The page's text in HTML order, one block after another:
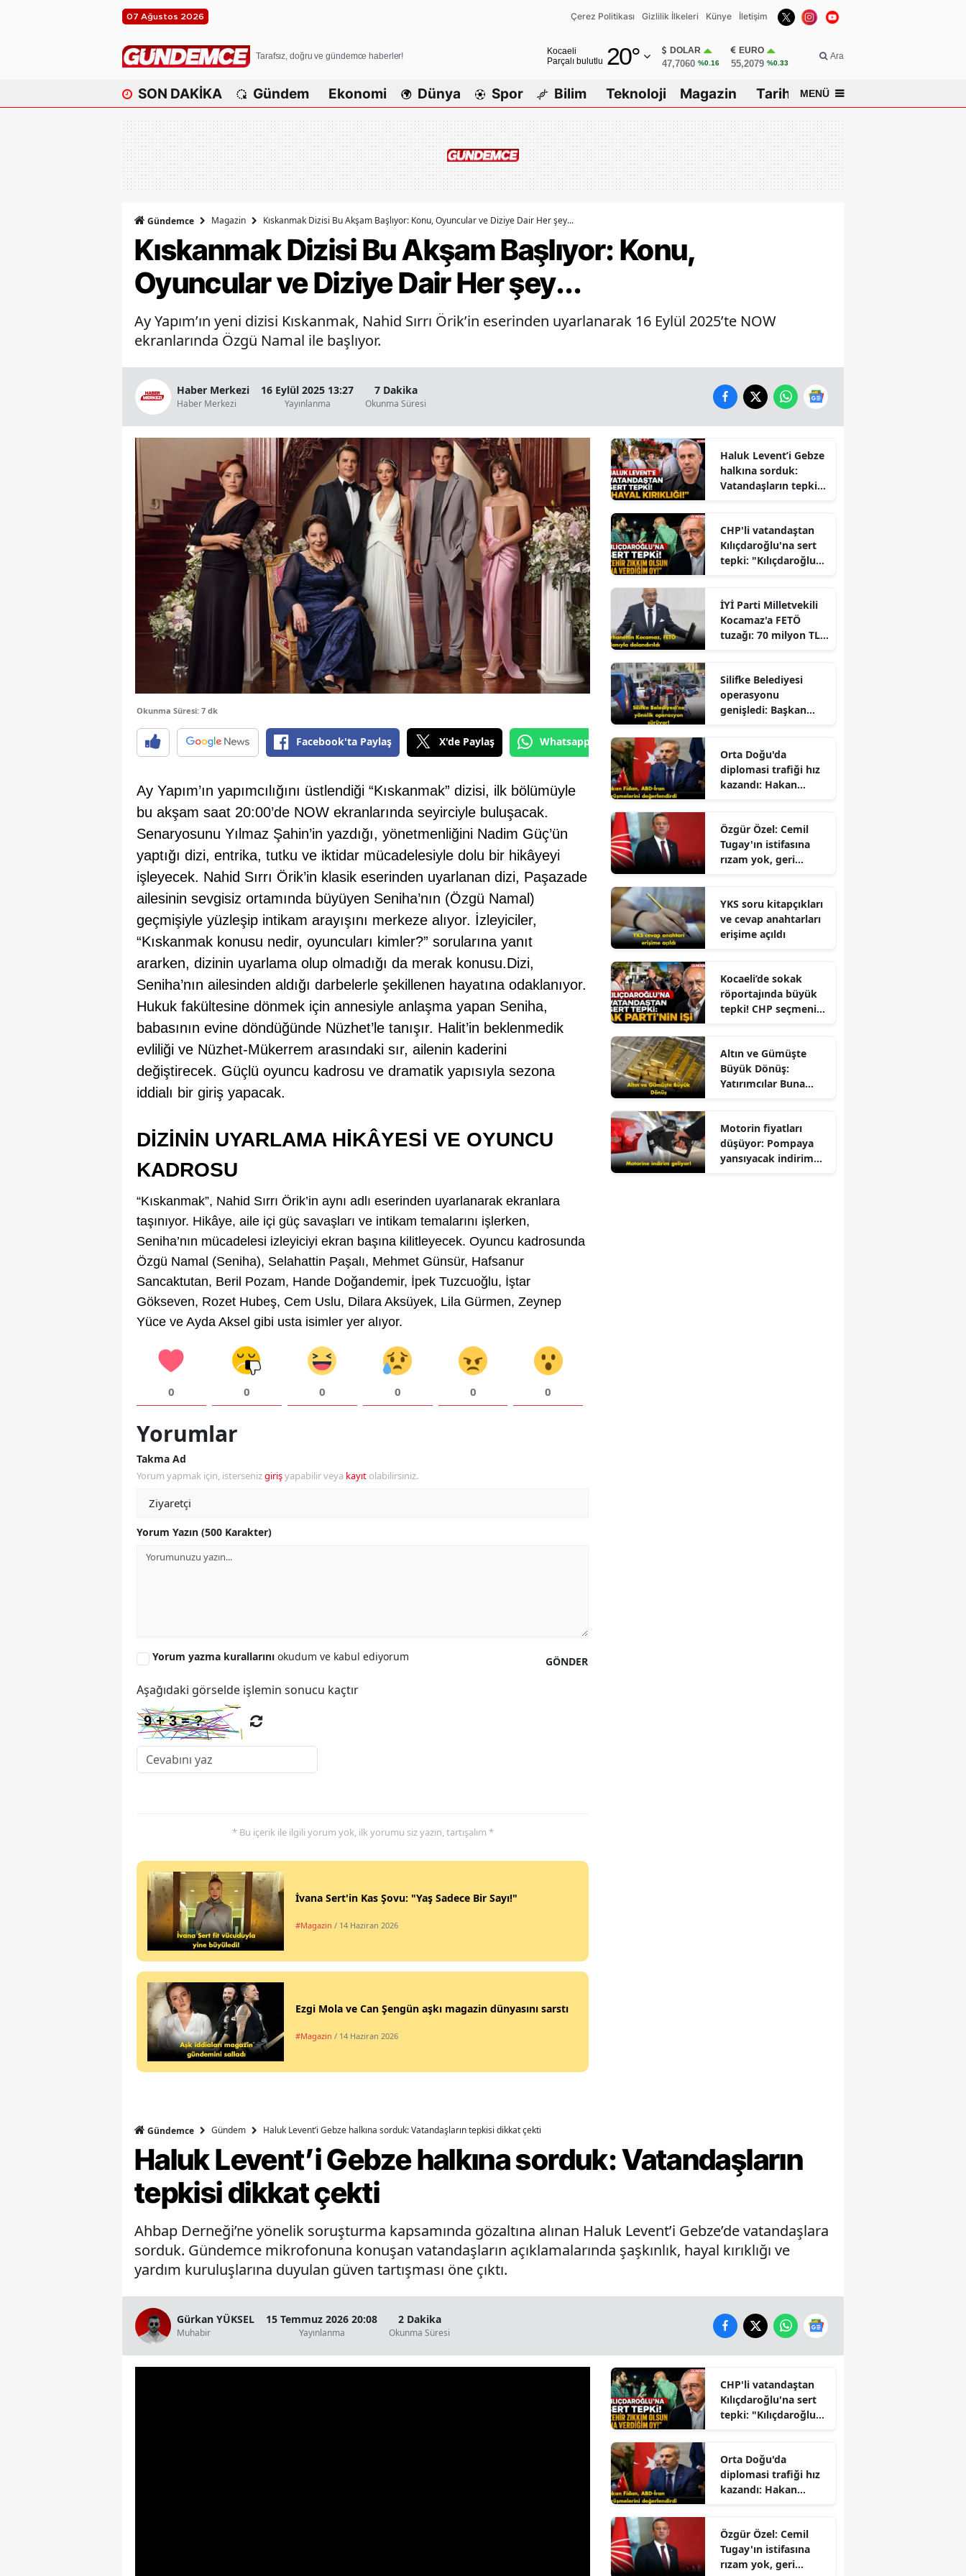
07 Ağustos 2026 Çerez Politikası Gizlilik İlkeleri Künye İletişim
Tarafsız, doğru ve gündemce haberler!
Kocaeli
Parçalı bulutlu 20°
Afyonkarahisar
Ağrı
Amasya
Ankara
Antalya
Artvin
Bingöl
Bolu
Bursa
Çanakkale
Çankırı
Çorum
Denizli
Diyarbakır
Elazığ
Erzurum
Giresun
Gümüşhane
Mersin
Kahramanmaraş
Samsun
Siirt
Şanlıurfa
Yozgat
Aksaray
Karaman
Şırnak
Ardahan
Iğdır
Osmaniye
DOLAR
47,7060 %0.16
EURO
55,2079 %0.33
Ara
SON DAKİKA Gündem Ekonomi Dünya Spor Bilim Teknoloji Magazin Tarih MENÜ
Gündemce Magazin Kıskanmak Dizisi Bu Akşam Başlıyor: Konu, Oyuncular ve Diziye Dair Her şey...
Kıskanmak Dizisi Bu Akşam Başlıyor: Konu,
Oyuncular ve Diziye Dair Her şey...
Ay Yapım’ın yeni dizisi Kıskanmak, Nahid Sırrı Örik’in eserinden uyarlanarak 16 Eylül 2025’te NOW
ekranlarında Özgü Namal ile başlıyor.
Haber Merkezi
Haber Merkezi
16 Eylül 2025 13:27
Yayınlanma
7 Dakika
Okunma Süresi
Okunma Süresi: 7 dk
Facebook'ta Paylaş X'de Paylaş Whatsapp'tan Gönder
Ay Yapım’ın yapımcılığını üstlendiği “Kıskanmak” dizisi, ilk bölümüyle
bu akşam saat 20:00’de NOW ekranlarında seyirciyle buluşacak.
Senaryosunu Yılmaz Şahin’in yazdığı, yönetmenliğini Nadim Güç’ün
yaptığı dizi, entrika, tutku ve iktidar mücadelesiyle dolu bir hikâyeyi
işleyecek. Nahid Sırrı Örik’in klasik eserinden uyarlanan dizi, Paşazade
ailesinin sevgisiz ortamında büyüyen Seniha’nın (Özgü Namal)
geçmişiyle yüzleşip intikam arayışını merkeze alıyor. İzleyiciler,
“Kıskanmak konusu nedir, oyuncuları kimler?” sorularına yanıt
ararken, dizinin uyarlama olup olmadığı da merak konusu.Dizi,
Seniha’nın ailesinden aldığı darbelerle şekillenen hayatına odaklanıyor.
Hukuk fakültesine dönmek için annesiyle anlaşma yapan Seniha,
babasının evine döndüğünde Nüzhet’le tanışır. Halit’in beklenmedik
evliliği ve Nüzhet-Mükerrem arasındaki sır, ailenin kaderini
değiştirecek. Güçlü oyuncu kadrosu ve dramatik yapısıyla sezona
iddialı bir giriş yapacak.
DIZININ UYARLAMA HIKÂYESI VE OYUNCU
KADROSU
“Kıskanmak”, Nahid Sırrı Örik’in aynı adlı eserinden uyarlanarak ekranlara
taşınıyor. Hikâye, aile içi güç savaşları ve intikam temalarını işlerken,
Seniha’nın mücadelesi izleyiciyi ekran başına kilitleyecek. Oyuncu kadrosunda
Özgü Namal (Seniha), Selahattin Paşalı, Mehmet Günsür, Hafsanur
Sancaktutan, Beril Pozam, Hande Doğandemir, İpek Tuzcuoğlu, İştar
Gökseven, Rozet Hubeş, Cem Uslu, Dilara Aksüyek, Lila Gürmen, Zeynep
Yüce ve Ayda Aksel gibi usta isimler yer alıyor.
0 0 0 0 0 0
Yorumlar
Takma Ad
Yorum yapmak için, istersenizgirişyapabilir veya kayıt olabilirsiniz.
Yorum Yazın (500 Karakter)
GÖNDER
Yorum yazma kurallarını okudum ve kabul ediyorum
Aşağıdaki görselde işlemin sonucu kaçtır
* Bu içerik ile ilgili yorum yok, ilk yorumu siz yazın, tartışalım *
İvana Sert'in Kas Şovu: "Yaş Sadece Bir Sayı!"
#Magazin / 14 Haziran 2026
Ezgi Mola ve Can Şengün aşkı magazin dünyasını sarstı
#Magazin / 14 Haziran 2026
Haluk Levent’i Gebze
halkına sorduk:
Vatandaşların tepkisi
CHP'li vatandaştan
Kılıçdaroğlu'na sert
tepki: "Kılıçdaroğlu
Büyüyor
İYİ Parti Milletvekili
Kocamaz'a FETÖ
tuzağı: 70 milyon TL
Silifke Belediyesi
operasyonu
genişledi: Başkan
Orta Doğu'da
diplomasi trafiği hız
kazandı: Hakan
Özgür Özel: Cemil
Tugay'ın istifasına
rızam yok, geri
YKS soru kitapçıkları
ve cevap anahtarları
erişime açıldı
Kocaeli’de sokak
röportajında büyük
tepki! CHP seçmeni
Altın ve Gümüşte
Büyük Dönüş:
Yatırımcılar Buna
Motorin fiyatları
düşüyor: Pompaya
yansıyacak indirim
Gündemce Gündem Haluk Levent’i Gebze halkına sorduk: Vatandaşların tepkisi dikkat çekti
Haluk Levent’i Gebze halkına sorduk: Vatandaşların
tepkisi dikkat çekti
Ahbap Derneği’ne yönelik soruşturma kapsamında gözaltına alınan Haluk Levent’i Gebze’de vatandaşlara
sorduk. Gündemce mikrofonuna konuşan vatandaşların açıklamalarında şaşkınlık, hayal kırıklığı ve
yardım kuruluşlarına duyulan güven tartışması öne çıktı.
Gürkan YÜKSEL
Muhabir
15 Temmuz 2026 20:08
Yayınlanma
2 Dakika
Okunma Süresi
CHP'li vatandaştan
Kılıçdaroğlu'na sert
tepki: "Kılıçdaroğlu
Büyüyor
Orta Doğu'da
diplomasi trafiği hız
kazandı: Hakan
Özgür Özel: Cemil
Tugay'ın istifasına
rızam yok, geri